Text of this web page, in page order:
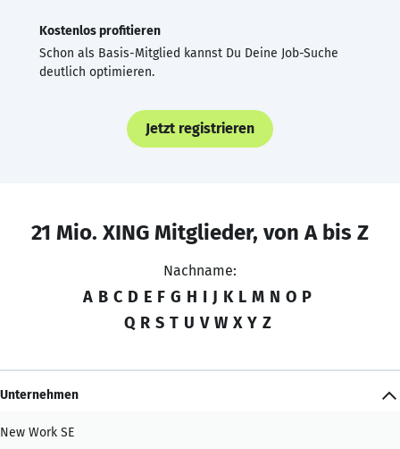
Kostenlos profitieren
Schon als Basis-Mitglied kannst Du Deine Job-Suche
deutlich optimieren.
Jetzt registrieren
21 Mio. XING Mitglieder, von A bis Z
Nachname:
A B C D E F G H I J K L M N O P
Q R S T U V W X Y Z
Unternehmen
New Work SE